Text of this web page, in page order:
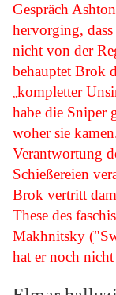
Gespräch
hervorging,
nicht von der
behauptet Brok
„kompletter
habe die Sniper
woher sie
Verantwortung
Schießereien
Brok vertritt
These des
Makhnitsky
hat er noch